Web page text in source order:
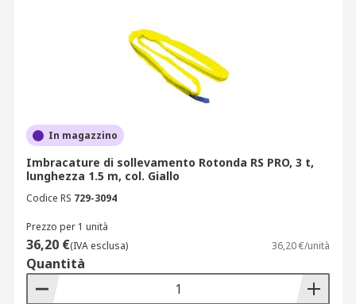
In magazzino
Imbracature di sollevamento Rotonda RS PRO, 3 t,
lunghezza 1.5 m, col. Giallo
Codice RS 729-3094
Prezzo per 1 unità
36,20 €(IVA esclusa) 36,20 €/unità
Quantità